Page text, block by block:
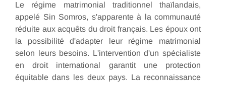
Le régime matrimonial traditionnel thaïlandais,
appelé Sin Somros, s'apparente à la communauté
réduite aux acquêts du droit français. Les époux ont
la possibilité d'adapter leur régime matrimonial
selon leurs besoins. L'intervention d'un spécialiste
en droit international garantit une protection
équitable dans les deux pays. La reconnaissance